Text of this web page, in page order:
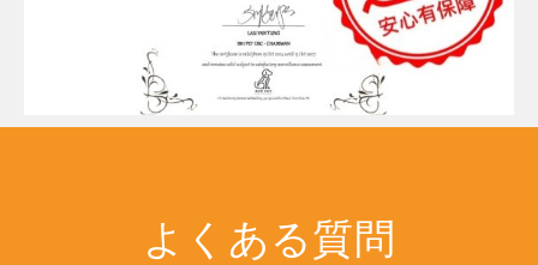
よくある質問